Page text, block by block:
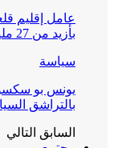
عامل إقليم
بأزيد من 27 مليون درهم احتفاءً…
سياسة
يونس بو
بالتراشق
السابق التالي